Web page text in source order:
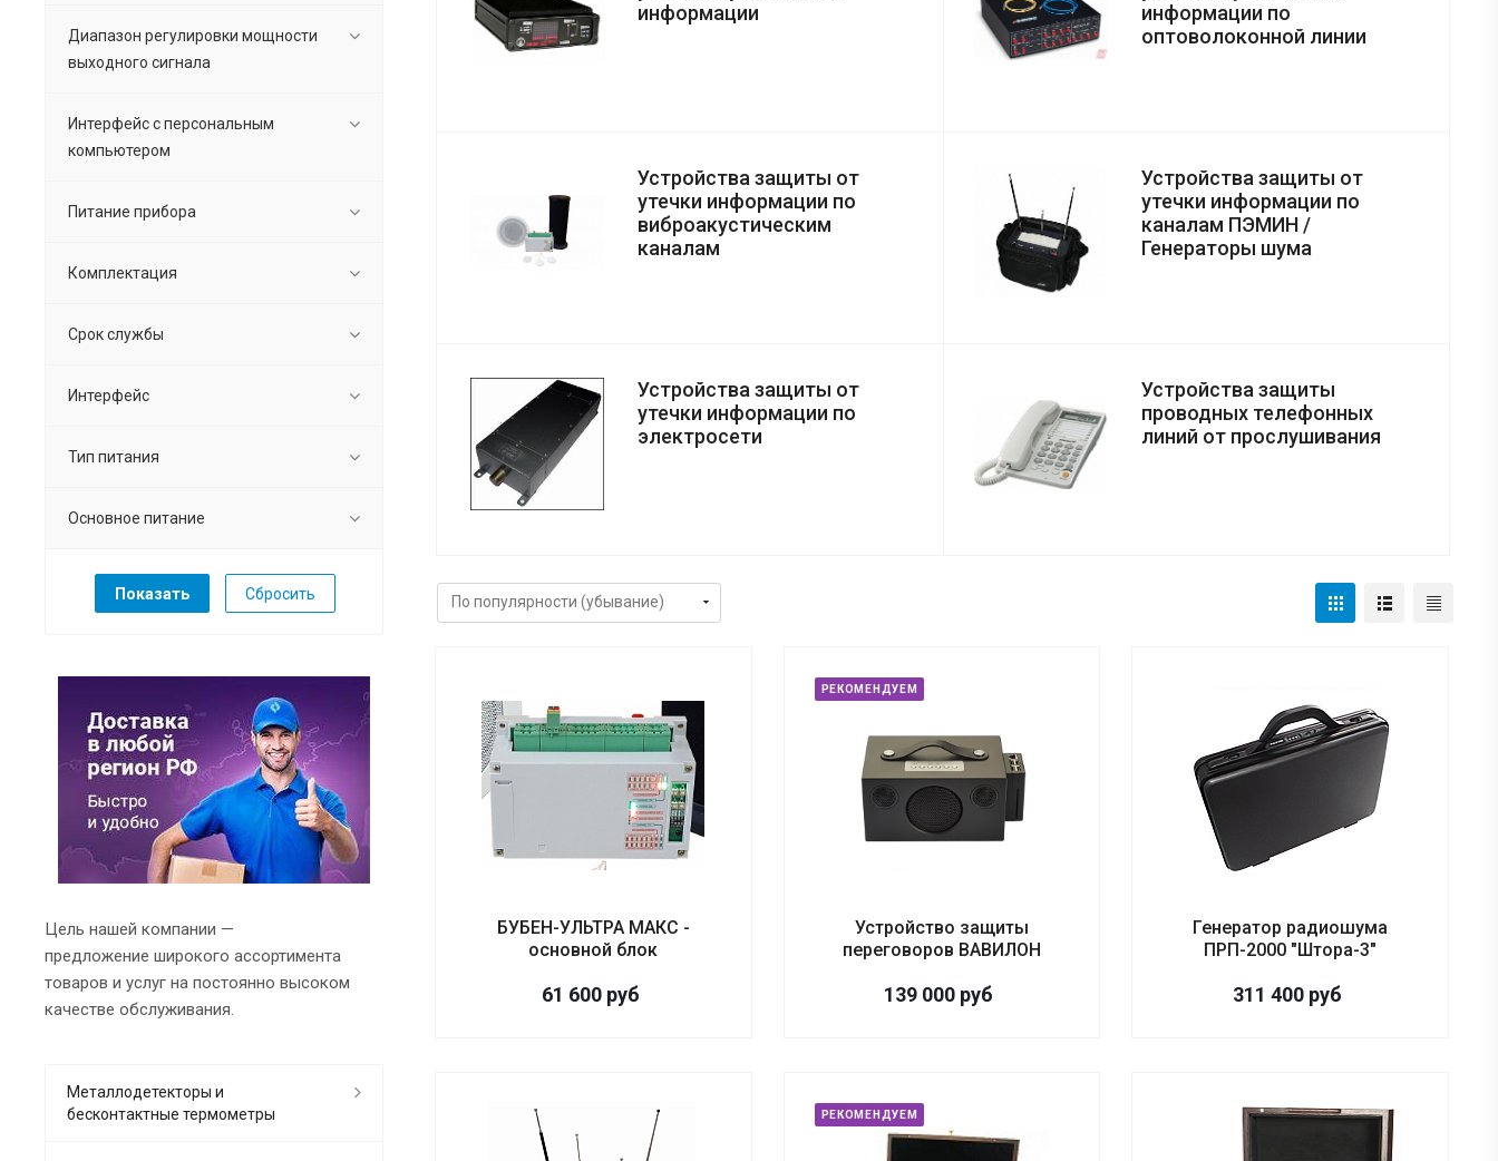
информации
информации по
оптоволоконной линии
Устройства защиты от
утечки информации по
виброакустическим
каналам
Устройства защиты от
утечки информации по
каналам ПЭМИН /
Генераторы шума
Устройства защиты от
утечки информации по
электросети
Устройства защиты
проводных телефонных
линий от прослушивания
БУБЕН-УЛЬТРА МАКС -
основной блок
61 600руб
РЕКОМЕНДУЕМ
Устройство защиты
переговоров ВАВИЛОН
139 000 руб
Генератор радиошума
ПРП-2000 "Штора-3"
311 400 руб
РЕКОМЕНДУЕМ
Диапазон регулировки мощности
выходного сигнала
Интерфейс с персональным
компьютером
Питание прибора
Комплектация
Срок службы
Интерфейс
Тип питания
Основное питание
Сбросить
Цель нашей компании —
предложение широкого ассортимента
товаров и услуг на постоянно высоком
качестве обслуживания.
Металлодетекторы и
бесконтактные термометры